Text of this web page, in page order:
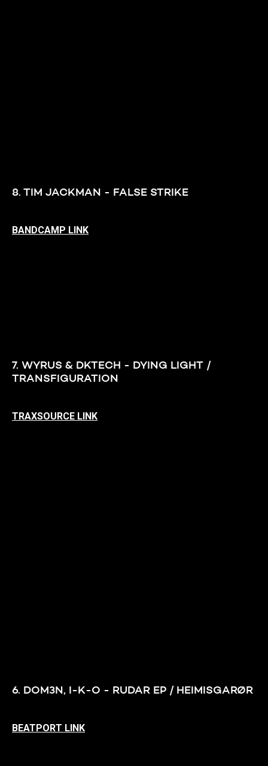
8. TIM JACKMAN - FALSE STRIKE
BANDCAMP LINK
7. WYRUS & DKTECH - DYING LIGHT /
TRANSFIGURATION
TRAXSOURCE LINK
6. DOM3N, I-K-O - RUDAR EP / HEIMISGARØR
BEATPORT LINK